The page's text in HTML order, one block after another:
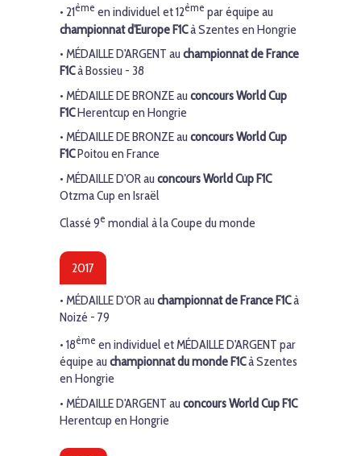
• 21ème en individuel et12ème par équipe au
championnat d'Europe F1Cà Szentes en Hongrie
• MÉDAILLE D'ARGENT au championnat de France
F1Cà Bossieu - 38
• MÉDAILLEDE BRONZEau concours World Cup
F1CHerentcup en Hongrie
• MÉDAILLEDE BRONZEau concours World Cup
F1CPoitou en France
• MÉDAILLED'ORau concours World Cup F1C
Otzma Cup en Israël
Classé 9e mondial à la Coupe du monde
2017
• MÉDAILLE D'ORau championnat de France F1Cà
Noizé - 79
• 18ème en individuel etMÉDAILLE D'ARGENT par
équipe au championnat du monde F1Cà Szentes
en Hongrie
• MÉDAILLED'ARGENT au concours World Cup F1C
Herentcup en Hongrie